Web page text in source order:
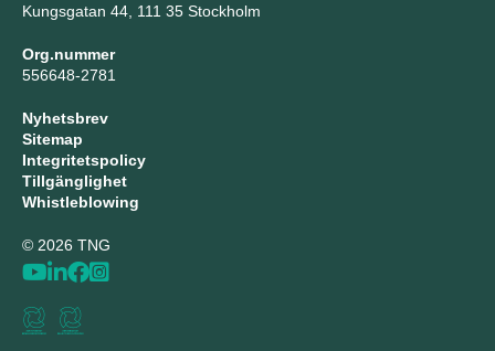
Kungsgatan 44, 111 35 Stockholm
Org.nummer
556648-2781
Nyhetsbrev
Sitemap
Integritetspolicy
Tillgänglighet
Whistleblowing
© 2026 TNG